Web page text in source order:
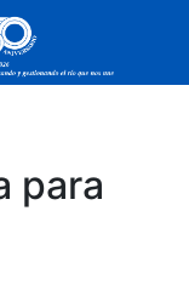
para